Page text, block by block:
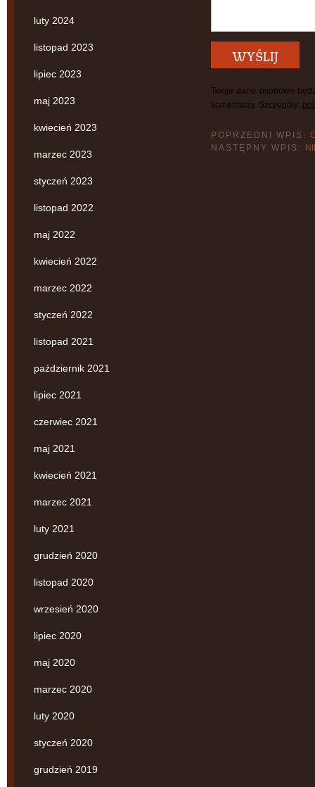
Twoje dane osobowe
komentarzy. Szczegóły:
POPRZEDNI WPIS:
NASTĘPNY WPIS:
luty 2024
listopad 2023
lipiec 2023
maj 2023
kwiecień 2023
marzec 2023
styczeń 2023
listopad 2022
maj 2022
kwiecień 2022
marzec 2022
styczeń 2022
listopad 2021
październik 2021
lipiec 2021
czerwiec 2021
maj 2021
kwiecień 2021
marzec 2021
luty 2021
grudzień 2020
listopad 2020
wrzesień 2020
lipiec 2020
maj 2020
marzec 2020
luty 2020
styczeń 2020
grudzień 2019